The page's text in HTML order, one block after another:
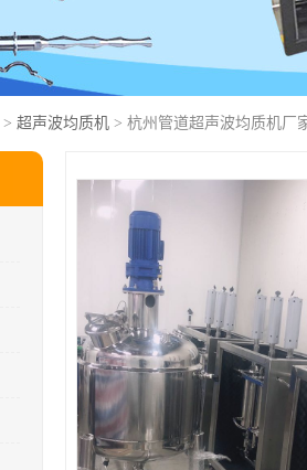
> 超声波均质机 > 杭州管道超声波均质机厂